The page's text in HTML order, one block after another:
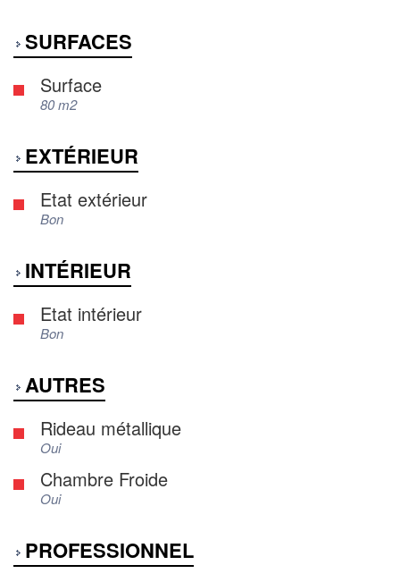
SURFACES
Surface
80 m2
EXTÉRIEUR
Etat extérieur
Bon
INTÉRIEUR
Etat intérieur
Bon
AUTRES
Rideau métallique
Oui
Chambre Froide
Oui
PROFESSIONNEL